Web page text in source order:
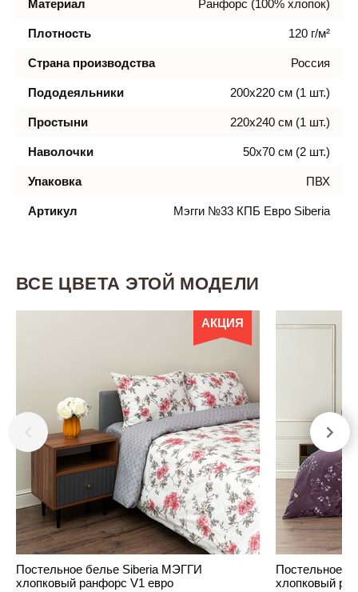
Материал Ранфорс (100% хлопок)
Плотность 120 г/м²
Страна производства Россия
Пододеяльники 200х220 см (1 шт.)
Простыни 220х240 см (1 шт.)
Наволочки 50х70 см (2 шт.)
Упаковка ПВХ
Артикул Мэгги №33 КПБ Евро Siberia
ВСЕ ЦВЕТА ЭТОЙ МОДЕЛИ
АКЦИЯ
Постельное белье Siberia МЭГГИ
хлопковый ранфорс V1 евро
Постельное
хлопковый